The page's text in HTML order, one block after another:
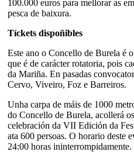
100.000 euros para mellorar as
pesca de baixura.
Tíckets dispoñibles
Este ano o Concello de Burela é
que é de carácter rotatoria, pois
da Mariña. En pasadas
Cervo, Viveiro, Foz e Barreiros.
Unha carpa de máis de 1000
do Concello de Burela, acollerá
celebración da VII Edición da
ata 600 persoas. O horario deste
24:00 horas ininterrompidamente.